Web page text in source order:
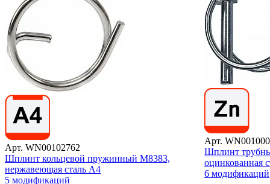
Арт. WN00102762
Шплинт кольцевой пружинный М8383,
нержавеющая сталь А4
5 модификаций
Арт.
Шплинт
оцинкованная
6 модификаций